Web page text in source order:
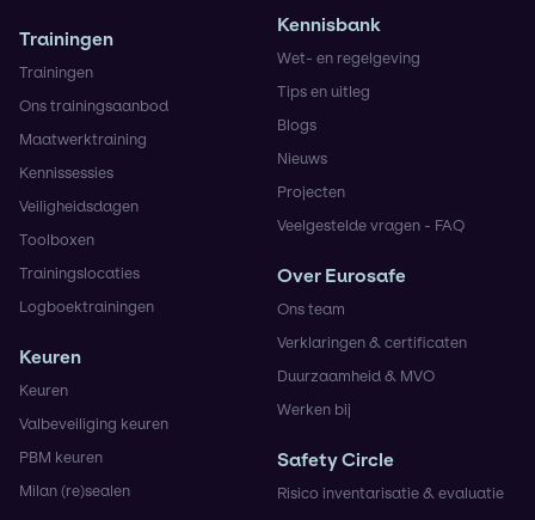
Trainingen
Trainingen
Ons trainingsaanbod
Maatwerktraining
Kennissessies
Veiligheidsdagen
Toolboxen
Trainingslocaties
Logboektrainingen
Keuren
Keuren
Valbeveiliging keuren
PBM keuren
Milan (re)sealen
Kennisbank
Wet- en regelgeving
Tips en uitleg
Blogs
Nieuws
Projecten
Veelgestelde vragen - FAQ
Over Eurosafe
Ons team
Verklaringen & certificaten
Duurzaamheid & MVO
Werken bij
Safety Circle
Risico inventarisatie & evaluatie